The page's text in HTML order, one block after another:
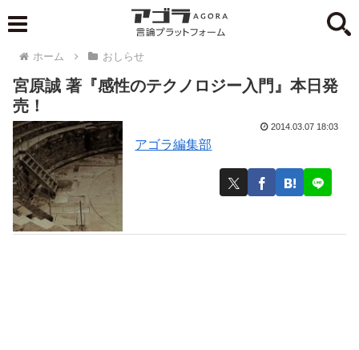
ホーム おしらせ
宮原誠 著『感性のテクノロジー入門』本日発
売！
アゴラ編集部
2014.03.07 18:03